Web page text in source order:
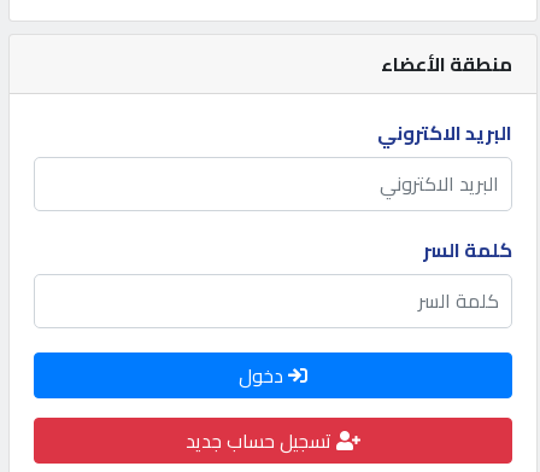
المنتدى
كيو
مزاد
كيو
نمبر
كيو
كارز
منطقة الأعضاء
البريد الاكتروني
كلمة السر
دخول
تسجيل حساب جديد